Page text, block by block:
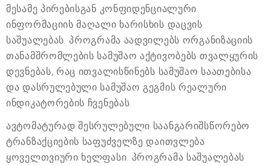
მესამე პირებისგან კონფიდენციალური
ინფორმაციის მაღალი ხარისხის დაცვის
საშუალებას. პროგრამა აადვილებს ორგანიზაციის
თანამშრომლების სამუშაო აქტივობებს თვალყურის
დევნებას, რაც ითვალისწინებს სამუშაო საათებისა
და დასრულებული სამუშაო გეგმის რეალური
ინდიკატორების ჩვენებას.
ავტომატურად შესრულებული საანგარიშსწორებო
ტრანზაქციების საფუძველზე დაითვლება
ყოველთვიური ხელფასი. პროგრამა საშუალებას